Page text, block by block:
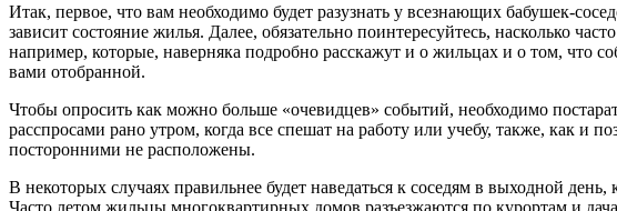
Итак, первое, что вам необходимо будет разузнать у всезнающих бабушек-
зависит состояние жилья. Далее, обязательно поинтересуйтесь, насколько
например, которые, наверняка подробно расскажут и о жильцах и о том, что
вами отобранной.
Чтобы опросить как можно больше «очевидцев» событий, необходимо
расспросами рано утром, когда все спешат на работу или учебу, также, как
посторонними не расположены.
В некоторых случаях правильнее будет наведаться к соседям в выходной
Часто летом жильцы многоквартирных домов разъезжаются по курортам и